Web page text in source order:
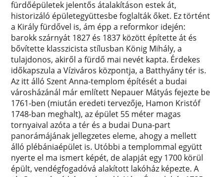
fürdőépületek jelentős átalakításon estek át,
historizáló épületegyüttesbe foglalták őket. Ez történt
a Király fürdővel is, ám épp a reformkor idején:
barokk szárnyát 1827 és 1837 között építette át és
bővítette klasszicista stílusban König Mihály, a
tulajdonos, akiről a fürdő mai nevét kapta. Érdekes
időkapszula a Víziváros központja, a Batthyány tér is.
Az itt álló Szent Anna-templom építését a budai
városházánál már említett Nepauer Mátyás fejezte be
1761-ben (miután eredeti tervezője, Hamon Kristóf
1748-ban meghalt), az épület 55 méter magas
tornyaival azóta a tér és a budai Duna-part
panorámájának jellegzetes eleme, ahogy a mellett
álló plébániaépület is. Utóbbi a templommal együtt
nyerte el ma ismert képét, de alapját egy 1700 körül
épült, vendégfogadóvá alakított lakóház képezte. A